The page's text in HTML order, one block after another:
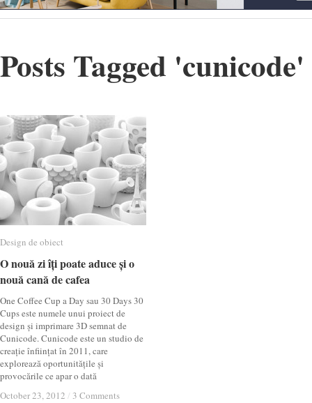
Posts Tagged 'cunicode'
Design de obiect
O nouă zi îți poate aduce și o
nouă cană de cafea
One Coffee Cup a Day sau 30 Days 30
Cups este numele unui proiect de
design și imprimare 3D semnat de
Cunicode. Cunicode este un studio de
creație înființat în 2011, care
explorează oportunitățile și
provocările ce apar o dată
October 23, 2012 / 3 Comments
Design de obiect
O nouă zi îți poate aduce și o
nouă cană de cafea
October 23, 2012 / 3 Comments